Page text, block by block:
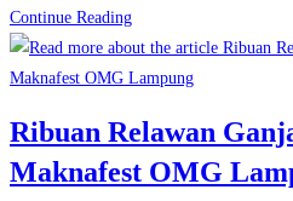
Continue ReadingDanramil
410-
02
Hadiri
Pelantikan
Ribuan Relawan
Maknafest OMG